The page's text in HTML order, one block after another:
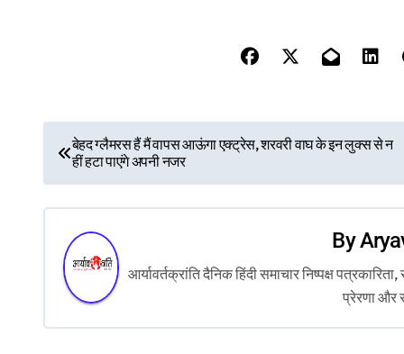
o
s
a
बेहद ग्लैमरस हैं मैं वापस आऊंगा एक्ट्रेस, शरवरी वाघ के इन लुक्स से न
हीं हटा पाएंगे अपनी नजर
By
आर्यावर्तक्रांति दैनिक हिंदी समाचार निष्पक्ष
प्रेरणा और